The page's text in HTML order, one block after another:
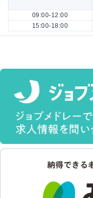
09:00-12:00
15:00-18:00